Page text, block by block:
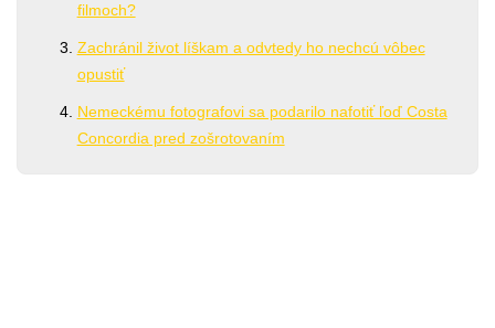
filmoch?
Zachránil život líškam a odvtedy ho nechcú vôbec
opustiť
Nemeckému fotografovi sa podarilo nafotiť ľoď Costa
Concordia pred zošrotovaním